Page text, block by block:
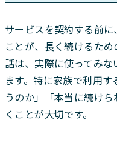
サービスを契約する前
ことが、長く続けるた
話は、実際に使ってみ
ます。特に家族で利用
うのか」「本当に続け
くことが大切です。